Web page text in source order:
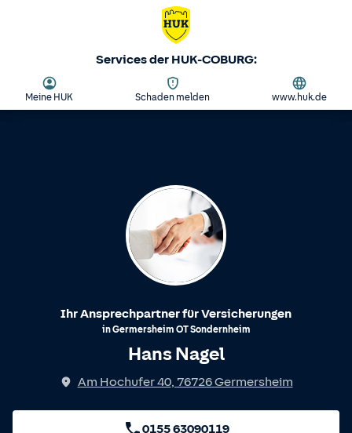
Services der HUK-COBURG:
Meine HUK Schaden melden www.huk.de
Ihr Ansprechpartner für Versicherungen
inGermersheim OTSondernheim
Hans Nagel
Am Hochufer 40, 76726Germersheim
0155 63090119